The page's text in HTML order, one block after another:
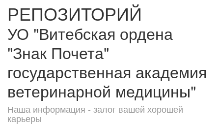
РЕПОЗИТОРИЙ
УО "Витебская ордена
"Знак Почета"
государственная академия
ветеринарной медицины"
Наша информация - залог вашей хорошей
карьеры